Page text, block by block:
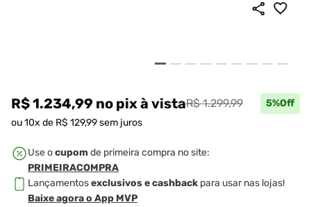
R$ 1.234,99 no pixà vistaR$ 1.299,99 5%Off
ou10x de R$ 129,99sem juros
Use ocupom de primeira compra no site:
PRIMEIRACOMPRA
Lançamentosexclusivos e cashback para usar nas lojas!
Baixe agora o App MVP